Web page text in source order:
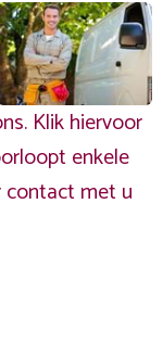
Klik hiervoor
enkele
contact met u